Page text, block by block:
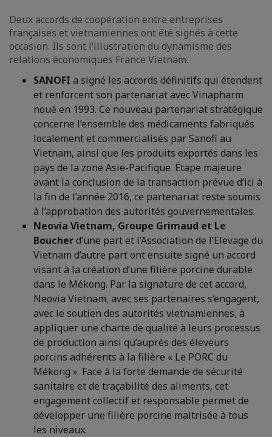
Deux accords de coopération entre entreprises
françaises et vietnamiennes ont été signés à cette
occasion. Ils sont l’illustration du dynamisme des
relations économiques France Vietnam.
SANOFI a signé les accords définitifs qui étendent
et renforcent son partenariat avec Vinapharm
noué en 1993. Ce nouveau partenariat stratégique
concerne l’ensemble des médicaments fabriqués
localement et commercialisés par Sanofi au
Vietnam, ainsi que les produits exportés dans les
pays de la zone Asie-Pacifique. Étape majeure
avant la conclusion de la transaction prévue d’ici à
la fin de l’année 2016, ce partenariat reste soumis
à l’approbation des autorités gouvernementales.
Neovia Vietnam, Groupe Grimaud et Le
Boucherd’une part et l’Association de l’Elevage du
Vietnam d’autre part ont ensuite signé un accord
visant à la création d’une filière porcine durable
dans le Mékong. Par la signature de cet accord,
Neovia Vietnam, avec ses partenaires s’engagent,
avec le soutien des autorités vietnamiennes, à
appliquer une charte de qualité à leurs processus
de production ainsi qu’auprès des éleveurs
porcins adhérents à la filière « Le PORC du
Mékong ». Face à la forte demande de sécurité
sanitaire et de traçabilité des aliments, cet
engagement collectif et responsable permet de
développer une filière porcine maitrisée à tous
les niveaux.